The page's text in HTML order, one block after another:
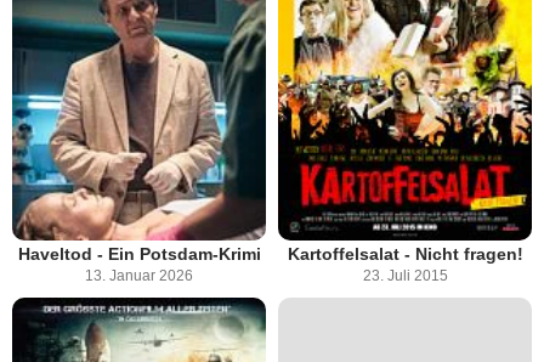
Haveltod - Ein Potsdam-Krimi
13. Januar 2026
Kartoffelsalat - Nicht fragen!
23. Juli 2015